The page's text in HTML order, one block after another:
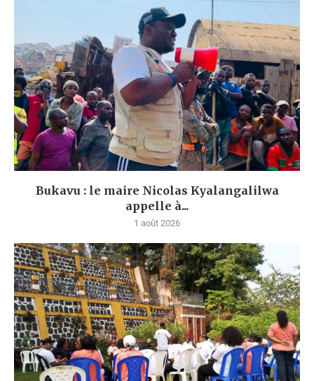
Bukavu : le maire Nicolas Kyalangalilwa
appelle à...
1 août 2026